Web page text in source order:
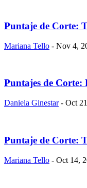
Puntaje de Corte:
Mariana Tello - Nov 4,
Puntajes de Corte:
Daniela Ginestar - Oct
Puntaje de Corte:
Mariana Tello - Oct 14,